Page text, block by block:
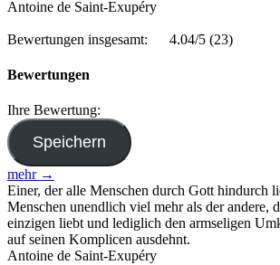
Antoine de Saint-Exupéry
Bewertungen insgesamt: 4.04/5 (23)
Bewertungen
Ihre Bewertung:
mehr →
Einer, der alle Menschen durch Gott hindurch
Menschen unendlich viel mehr als der andere,
einzigen liebt und lediglich den armseligen
auf seinen Komplicen ausdehnt.
Antoine de Saint-Exupéry